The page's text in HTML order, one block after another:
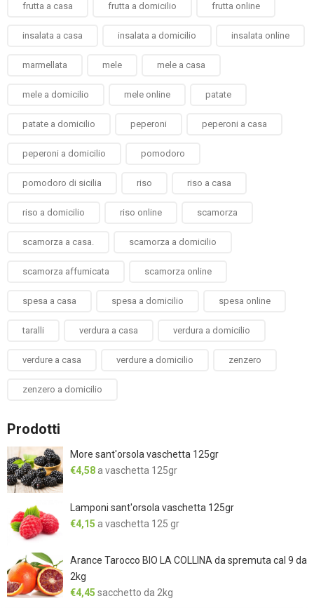
frutta a casa frutta a domicilio frutta online
insalata a casa insalata a domicilio insalata online
marmellata mele mele a casa
mele a domicilio mele online patate
patate a domicilio peperoni peperoni a casa
peperoni a domicilio pomodoro
pomodoro di sicilia riso riso a casa
riso a domicilio riso online scamorza
scamorza a casa. scamorza a domicilio
scamorza affumicata scamorza online
spesa a casa spesa a domicilio spesa online
taralli verdura a casa verdura a domicilio
verdure a casa verdure a domicilio zenzero
zenzero a domicilio
Prodotti
More sant'orsola vaschetta 125gr
€4,58 a vaschetta 125gr
Lamponi sant'orsola vaschetta 125gr
€4,15 a vaschetta 125 gr
Arance Tarocco BIO LA COLLINA da spremuta cal 9 da
2kg
€4,45 sacchetto da 2kg